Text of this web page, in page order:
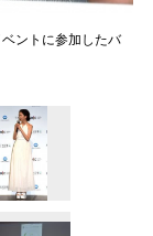
ントに参加したバ